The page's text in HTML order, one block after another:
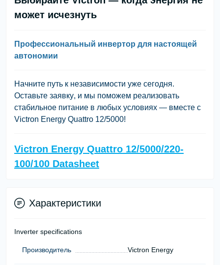
может исчезнуть
Профессиональный инвертор для настоящей
автономии
Начните путь к независимости уже сегодня.
Оставьте заявку, и мы поможем реализовать
стабильное питание в любых условиях — вместе с
Victron Energy Quattro 12/5000!
Victron Energy Quattro 12/5000/220-
100/100 Datasheet
Характеристики
Inverter specifications
Производитель Victron Energy